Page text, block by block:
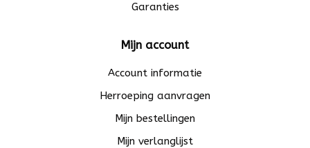
Garanties
Mijn account
Account informatie
Herroeping aanvragen
Mijn bestellingen
Mijn verlanglijst